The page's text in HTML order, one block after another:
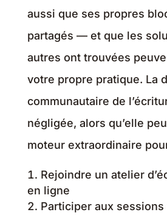
aussi que ses propres
partagés — et que les
autres ont trouvées
votre propre pratique. La
communautaire de
négligée, alors qu’elle
moteur extraordinaire
Rejoindre un atelier
en ligne
Participer aux sessions